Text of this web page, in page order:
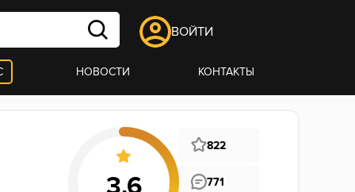
ВОЙТИ
НОВОСТИ КОНТАКТЫ
822
771